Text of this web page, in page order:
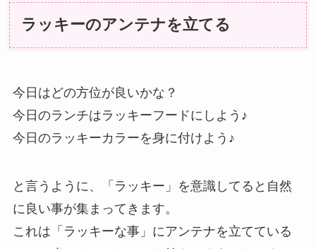
ラッキーのアンテナを立てる
今日はどの方位が良いかな？
今日のランチはラッキーフードにしよう♪
今日のラッキーカラーを身に付けよう♪
と言うように、「ラッキー」を意識してると自然
に良い事が集まってきます。
これは「ラッキーな事」にアンテナを立てている